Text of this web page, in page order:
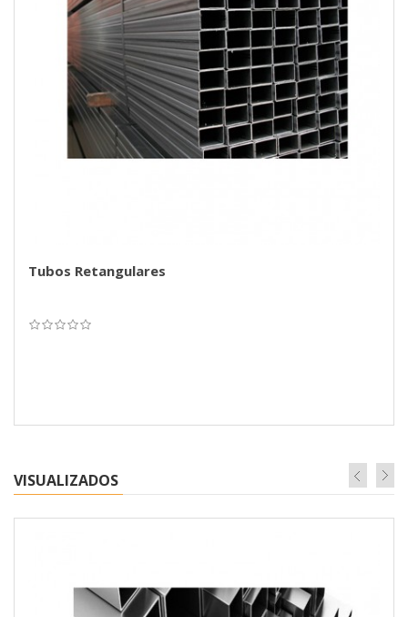
Tubos Retangulares
VISUALIZADOS